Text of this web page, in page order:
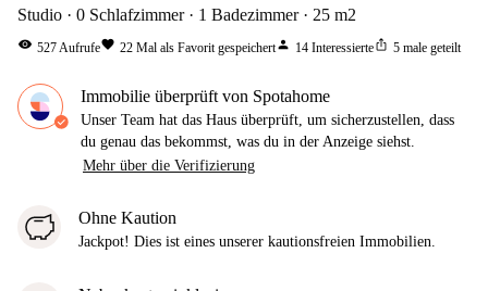
Studio 0 Schlafzimmer 1 Badezimmer 25 m2
visibility 527Aufrufefavorite 22 Mal als Favorit gespeichertperson 14 Interessierteios_share 5 male geteilt
Immobilie überprüft von Spotahome
Unser Team hat das Haus überprüft, um sicherzustellen, dass
du genau das bekommst, was du in der Anzeige siehst.
Mehr über die Verifizierung
Ohne Kaution
Jackpot! Dies ist eines unserer kautionsfreien Immobilien.